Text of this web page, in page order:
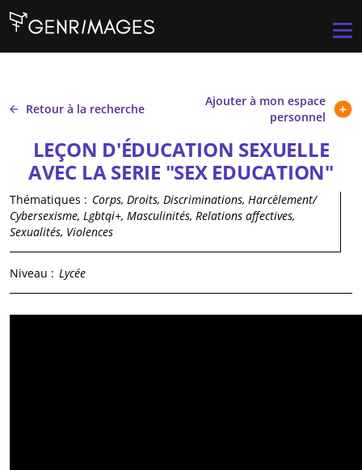
Retour à la recherche
Ajouter à mon espace
personnel
LEÇON D'ÉDUCATION SEXUELLE
AVEC LA SERIE "SEX EDUCATION"
Thématiques : Corps, Droits, Discriminations, Harcèlement/
Cybersexisme, Lgbtqi+, Masculinités, Relations affectives,
Sexualités, Violences
Niveau : Lycée